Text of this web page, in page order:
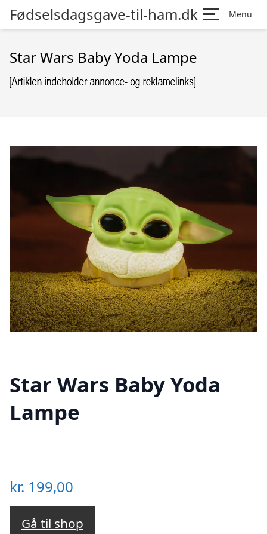
Fødselsdagsgave-til-ham.dk Menu
Star Wars Baby Yoda Lampe
Star Wars Baby Yoda
Lampe
kr. 199,00
Gå til shop